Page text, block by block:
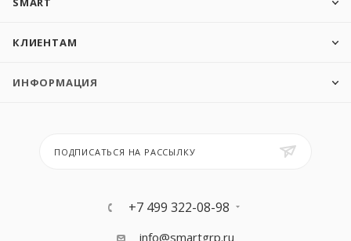
КЛИЕНТАМ
ИНФОРМАЦИЯ
ПОДПИСАТЬСЯ НА РАССЫЛКУ
+7 499 322-08-98
info@smartgrp.ru